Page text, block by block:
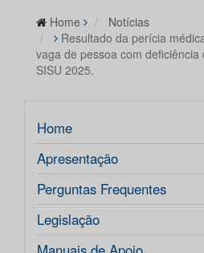
Home
Notícias
Resultado da perícia
vaga de pessoa com
SISU 2025.
Home
Apresentação
Perguntas Frequentes
Legislação